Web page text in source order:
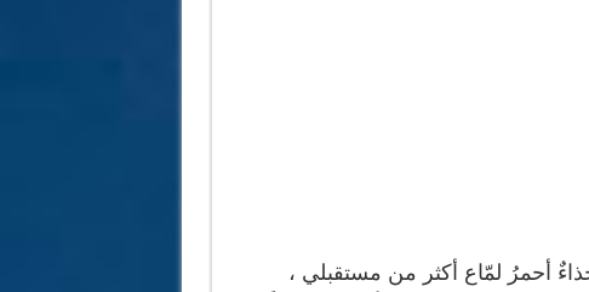
أحمرُ لمّاع أكثر من مستقبلي ،